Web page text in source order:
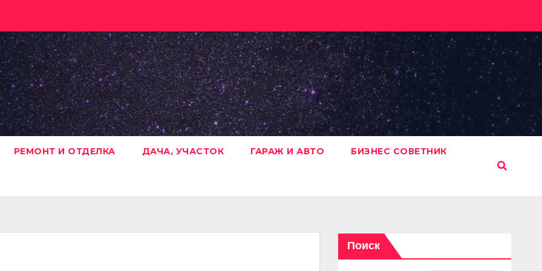
РЕМОНТ И ОТДЕЛКА ДАЧА, УЧАСТОК ГАРАЖ И АВТО БИЗНЕС СОВЕТНИК
Поиск